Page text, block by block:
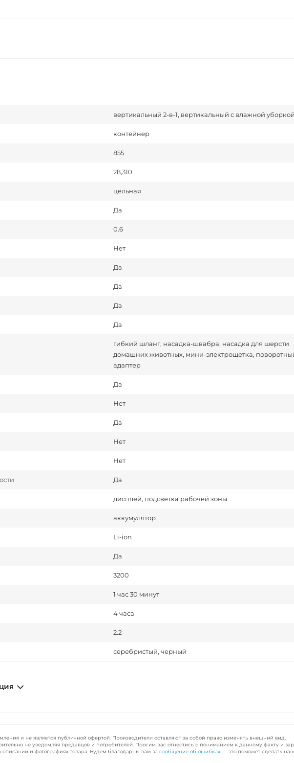
вертикальный 2-в-1, вертикальный с влажной
контейнер
855
28,310
цельная
Да
0.6
Нет
Да
Да
Да
Да
гибкий шланг, насадка-швабра, насадка для шерсти
домашних животных, мини-электрощетка,
адаптер
Да
Нет
Да
Нет
Нет
Да
дисплей, подсветка рабочей зоны
аккумулятор
Li-ion
Да
3200
1 час 30 минут
4 часа
2.2
серебристый, черный
и не является публичной офертой. Производители оставляют за собой право изменять внешний вид,
не уведомляя продавцов и потребителей. Просим вас отнестись с пониманием к данному факту и
и фотографиях товара. Будем благодарны вам за сообщение об ошибках — это поможет сделать